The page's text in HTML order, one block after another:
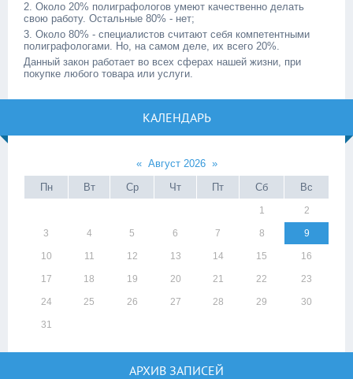
2. Около 20% полиграфологов умеют качественно делать
свою работу. Остальные 80% - нет;
3. Около 80% - специалистов считают себя компетентными
полиграфологами. Но, на самом деле, их всего 20%.
Данный закон работает во всех сферах нашей жизни, при
покупке любого товара или услуги.
КАЛЕНДАРЬ
« Август 2026 »
Пн
Вт Ср Чт Пт Сб Вс
1 2
3 4 5 6 7 8 9
10 11 12 13 14 15 16
17 18 19 20 21 22 23
24 25 26 27 28 29 30
31
АРХИВ ЗАПИСЕЙ